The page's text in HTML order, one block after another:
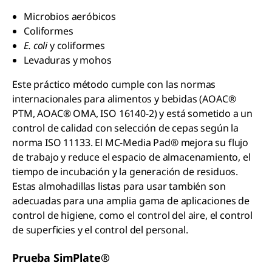
Microbios aeróbicos
Coliformes
E. coliy coliformes
Levaduras y mohos
Este práctico método cumple con las normas
internacionales para alimentos y bebidas (AOAC®
PTM, AOAC® OMA, ISO 16140-2) y está sometido a un
control de calidad con selección de cepas según la
norma ISO 11133. El MC-Media Pad® mejora su flujo
de trabajo y reduce el espacio de almacenamiento, el
tiempo de incubación y la generación de residuos.
Estas almohadillas listas para usar también son
adecuadas para una amplia gama de aplicaciones de
control de higiene, como el control del aire, el control
de superficies y el control del personal.
Prueba SimPlate®